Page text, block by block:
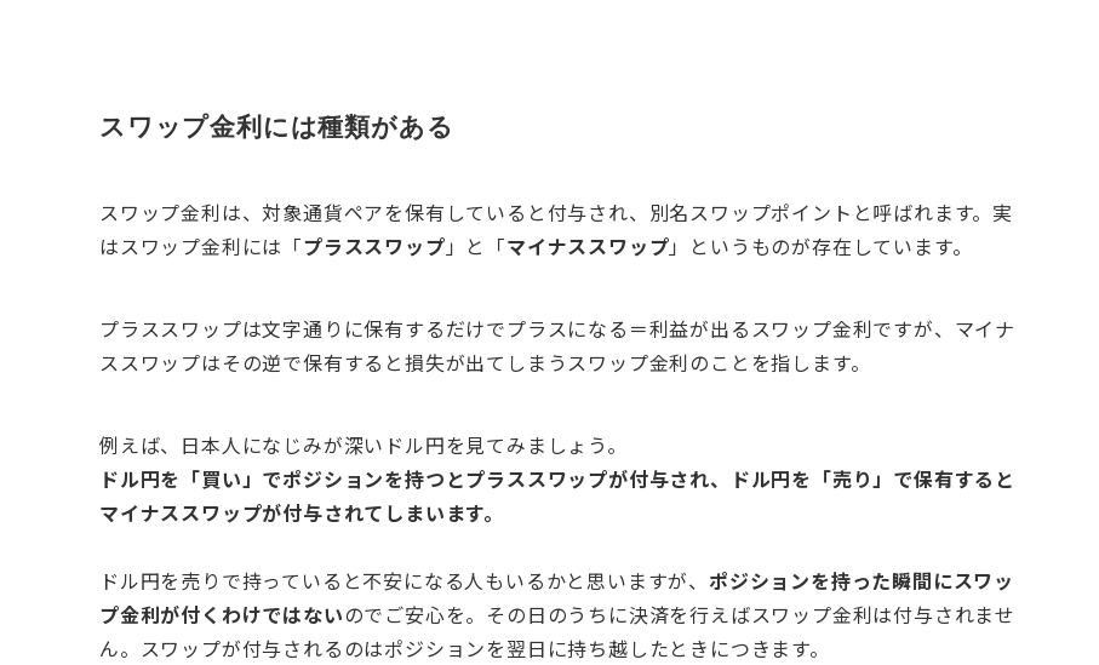
スワップ金利には種類がある
スワップ金利は、対象通貨ペアを保有していると付与され、別名スワップポイントと呼ばれます。実
はスワップ金利には「プラススワップ 」と「マイナススワップ」というものが存在しています。
プラススワップは文字通りに保有するだけでプラスになる＝利益が出るスワップ金利ですが、マイナ
ススワップはその逆で保有すると損失が出てしまうスワップ金利のことを指します。
例えば、日本人になじみが深いドル円を見てみましょう。
ドル円を「買い」でポジションを持つとプラススワップが付与され、ドル円を「売り」で保有すると
マイナススワップが付与されてしまいます。
ドル円を売りで持っていると不安になる人もいるかと思いますが、 ポジションを持った瞬間にスワッ
プ金利が付くわけではないのでご安心を。その日のうちに決済を行えばスワップ金利は付与されませ
ん。スワップが付与されるのはポジションを翌日に持ち越したときにつきます。